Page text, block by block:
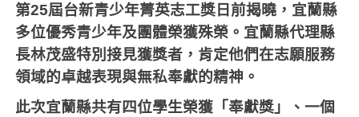
第25屆台新青少年菁英志工獎日前揭曉，宜蘭縣
多位優秀青少年及團體榮獲殊榮。宜蘭縣代理縣
長林茂盛特別接見獲獎者，肯定他們在志願服務
領域的卓越表現與無私奉獻的精神。
此次宜蘭縣共有四位學生榮獲「奉獻獎」、一個